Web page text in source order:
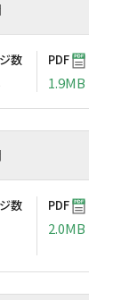
数 PDF
1.9MB
数 PDF
2.0MB